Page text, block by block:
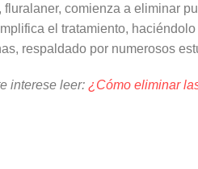
comienza a eliminar
el tratamiento,
respaldado por numerosos
interese leer: ¿Cómo eliminar